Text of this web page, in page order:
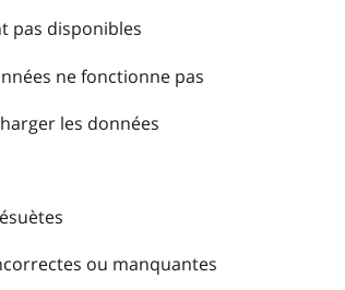
pas disponibles
ne fonctionne pas
les données
ou manquantes